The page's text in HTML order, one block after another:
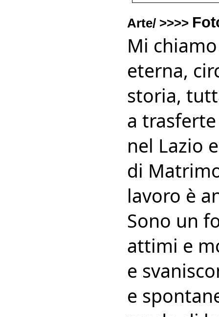
Arte/ >>>>
Mi
eterna,
storia,
a
nel Lazio
di
lavoro è
Sono un
attimi e
e
e